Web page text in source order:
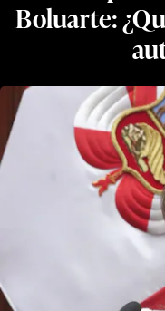
Boluarte: